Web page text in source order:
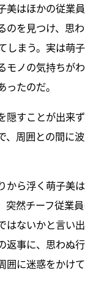
美はほかの従業
のを見つけ、思
まう。実は萌
モノの気持ちが
ったのだ。
隠すことが出来
、周囲との間に
から浮く萌子美
突然チーフ従業
はないかと言い
事に、思わぬ行
囲に迷惑をかけ